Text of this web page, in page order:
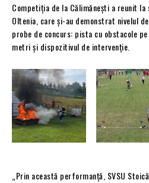
Competiția de la Călimănești a reunit
Oltenia, care și-au demonstrat nivelul
probe de concurs: pista cu obstacole
metri și dispozitivul de intervenție.
„Prin această performanță, SVSU